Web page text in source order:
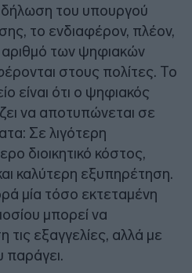
δήλωση του υπουργού
το ενδιαφέρον, πλέον,
αριθμό των ψηφιακών
στους πολίτες. Το
είναι ότι ο ψηφιακός
να αποτυπώνεται σε
Σε λιγότερη
διοικητικό κόστος,
καλύτερη εξυπηρέτηση.
μία τόσο εκτεταμένη
μπορεί να
τις εξαγγελίες, αλλά με